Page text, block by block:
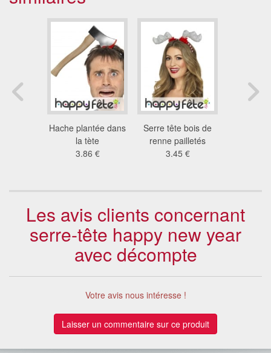
Hache plantée dans
la tète
3.86 €
Serre tête bois de
renne pailletés
3.45 €
Les avis clients concernant
serre-tête happy new year
avec décompte
Votre avis nous intéresse !
Laisser un commentaire sur ce produit